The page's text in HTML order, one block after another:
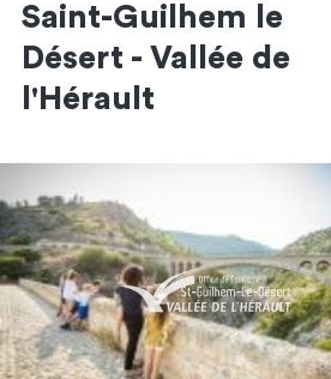
Saint-Guilhem le
Désert - Vallée de
l'Hérault